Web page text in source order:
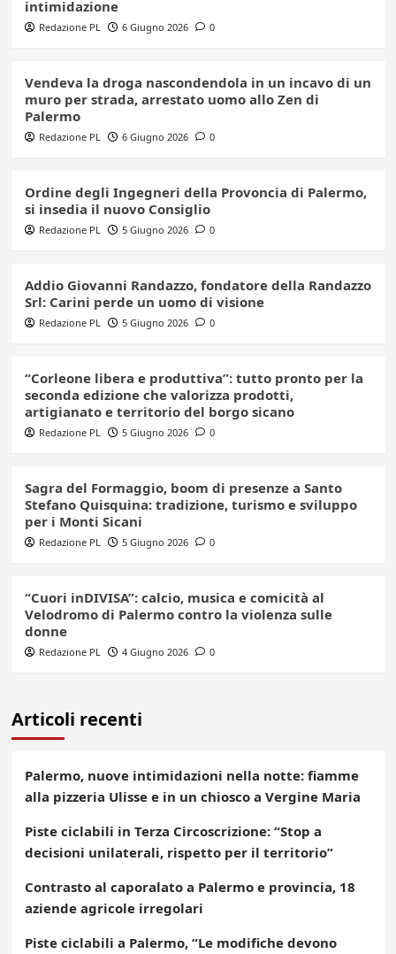
intimidazione
Redazione PL 6 Giugno 2026 0
Vendeva la droga nascondendola in un incavo di un
muro per strada, arrestato uomo allo Zen di
Palermo
Redazione PL 6 Giugno 2026 0
Ordine degli Ingegneri della Provoncia di Palermo,
si insedia il nuovo Consiglio
Redazione PL 5 Giugno 2026 0
Addio Giovanni Randazzo, fondatore della Randazzo
Srl: Carini perde un uomo di visione
Redazione PL 5 Giugno 2026 0
“Corleone libera e produttiva”: tutto pronto per la
seconda edizione che valorizza prodotti,
artigianato e territorio del borgo sicano
Redazione PL 5 Giugno 2026 0
Sagra del Formaggio, boom di presenze a Santo
Stefano Quisquina: tradizione, turismo e sviluppo
per i Monti Sicani
Redazione PL 5 Giugno 2026 0
“Cuori inDIVISA”: calcio, musica e comicità al
Velodromo di Palermo contro la violenza sulle
donne
Redazione PL 4 Giugno 2026 0
Articoli recenti
Palermo, nuove intimidazioni nella notte: fiamme
alla pizzeria Ulisse e in un chiosco a Vergine Maria
Piste ciclabili in Terza Circoscrizione: “Stop a
decisioni unilaterali, rispetto per il territorio”
Contrasto al caporalato a Palermo e provincia, 18
aziende agricole irregolari
Piste ciclabili a Palermo, “Le modifiche devono